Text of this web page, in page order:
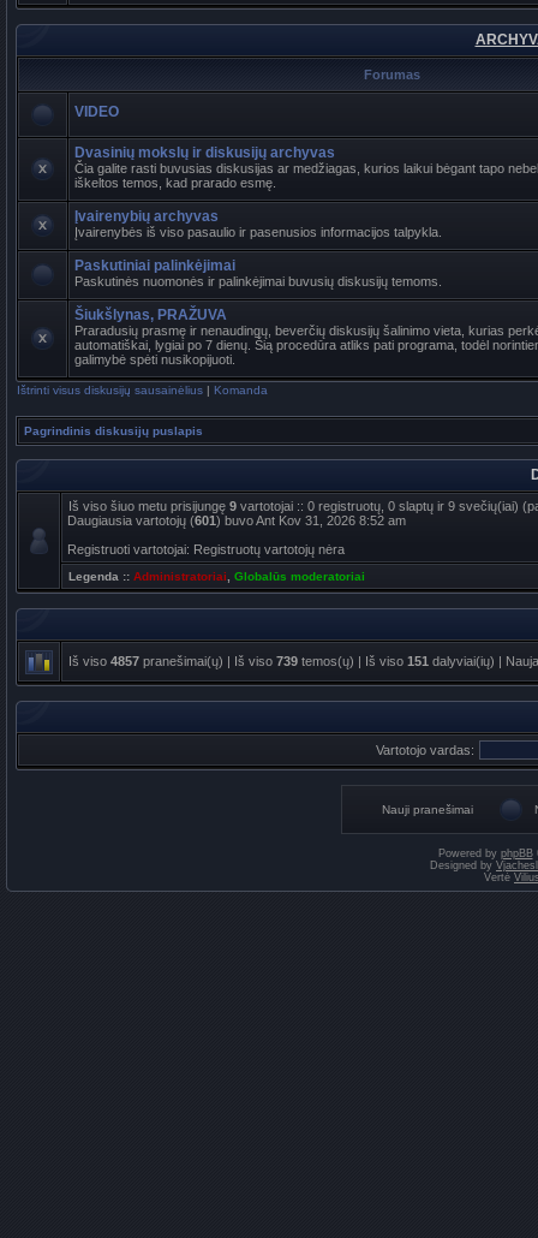
Forumas
VIDEO
Dvasinių mokslų ir diskusijų archyvas
Čia galite rasti buvusias diskusijas ar medžiagas, kurios laikui bėgant tapo
iškeltos temos, kad prarado esmę.
Įvairenybių archyvas
Įvairenybės iš viso pasaulio ir pasenusios informacijos talpykla.
Paskutiniai palinkėjimai
Paskutinės nuomonės ir palinkėjimai buvusių diskusijų temoms.
Šiukšlynas, PRAŽUVA
Praradusių prasmę ir nenaudingų, beverčių diskusijų šalinimo vieta, kurias
automatiškai, lygiai po 7 dienų. Šią procedūra atliks pati programa, todėl
galimybė spėti nusikopijuoti.
Ištrinti visus diskusijų sausainėlius | Komanda
Pagrindinis diskusijų puslapis
Iš viso šiuo metu prisijungę 9 vartotojai :: 0 registruotų, 0 slaptų ir 9 svečių(iai)
Daugiausia vartotojų (601) buvo Ant Kov 31, 2026 8:52 am
Registruoti vartotojai: Registruotų vartotojų nėra
Legenda :: Administratoriai Globalūs moderatoriai
Iš viso 4857 pranešimai(ų) | Iš viso 739 temos(ų) | Iš viso 151 dalyviai(ių) |
Vartotojo vardas:
Nauji pranešimai
Powered by phpBB
Designed by
Vertė